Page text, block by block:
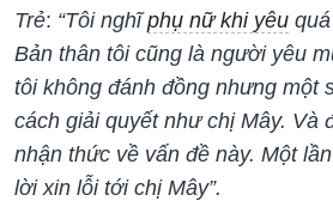
Trẻ: “Tôi nghĩphụ nữ khi yêu
Bản thân tôi cũng là người yêu
tôi không đánh đồng nhưng một
cách giải quyết như chị Mây. Và
nhận thức về vấn đề này. Một
lời xin lỗi tới chị Mây”.